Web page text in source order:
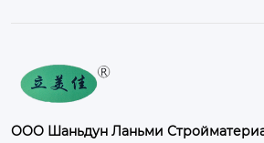
ООО Шаньдун Ланьми